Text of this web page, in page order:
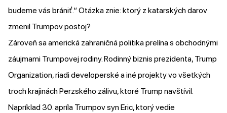
budeme vás brániť.“ Otázka znie: ktorý z katarských darov
zmenil Trumpov postoj?
Zároveň sa americká zahraničná politika prelína s obchodnými
záujmami Trumpovej rodiny. Rodinný biznis prezidenta, Trump
Organization, riadi developerské a iné projekty vo všetkých
troch krajinách Perzského zálivu, ktoré Trump navštívil.
Napríklad 30. apríla Trumpov syn Eric, ktorý vedie